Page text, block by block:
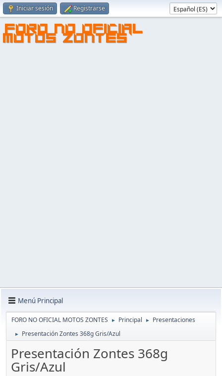
Iniciar sesión Registrarse
FORO NO OFICIAL
MOTOS ZONTES
Menú Principal
FORO NO OFICIAL MOTOS ZONTES ► Principal ► Presentaciones
► Presentación Zontes 368g Gris/Azul
Presentación Zontes 368g
Gris/Azul